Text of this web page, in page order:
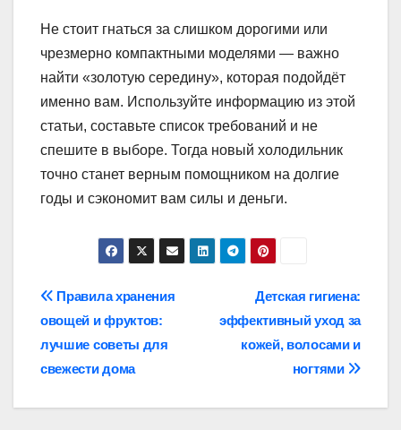
Не стоит гнаться за слишком дорогими или
чрезмерно компактными моделями — важно
найти «золотую середину», которая подойдёт
именно вам. Используйте информацию из этой
статьи, составьте список требований и не
спешите в выборе. Тогда новый холодильник
точно станет верным помощником на долгие
годы и сэкономит вам силы и деньги.
Навигация
по
записям
Детская гигиена:
эффективный уход за
кожей, волосами и
ногтями
Правила хранения
овощей и фруктов:
лучшие советы для
свежести дома